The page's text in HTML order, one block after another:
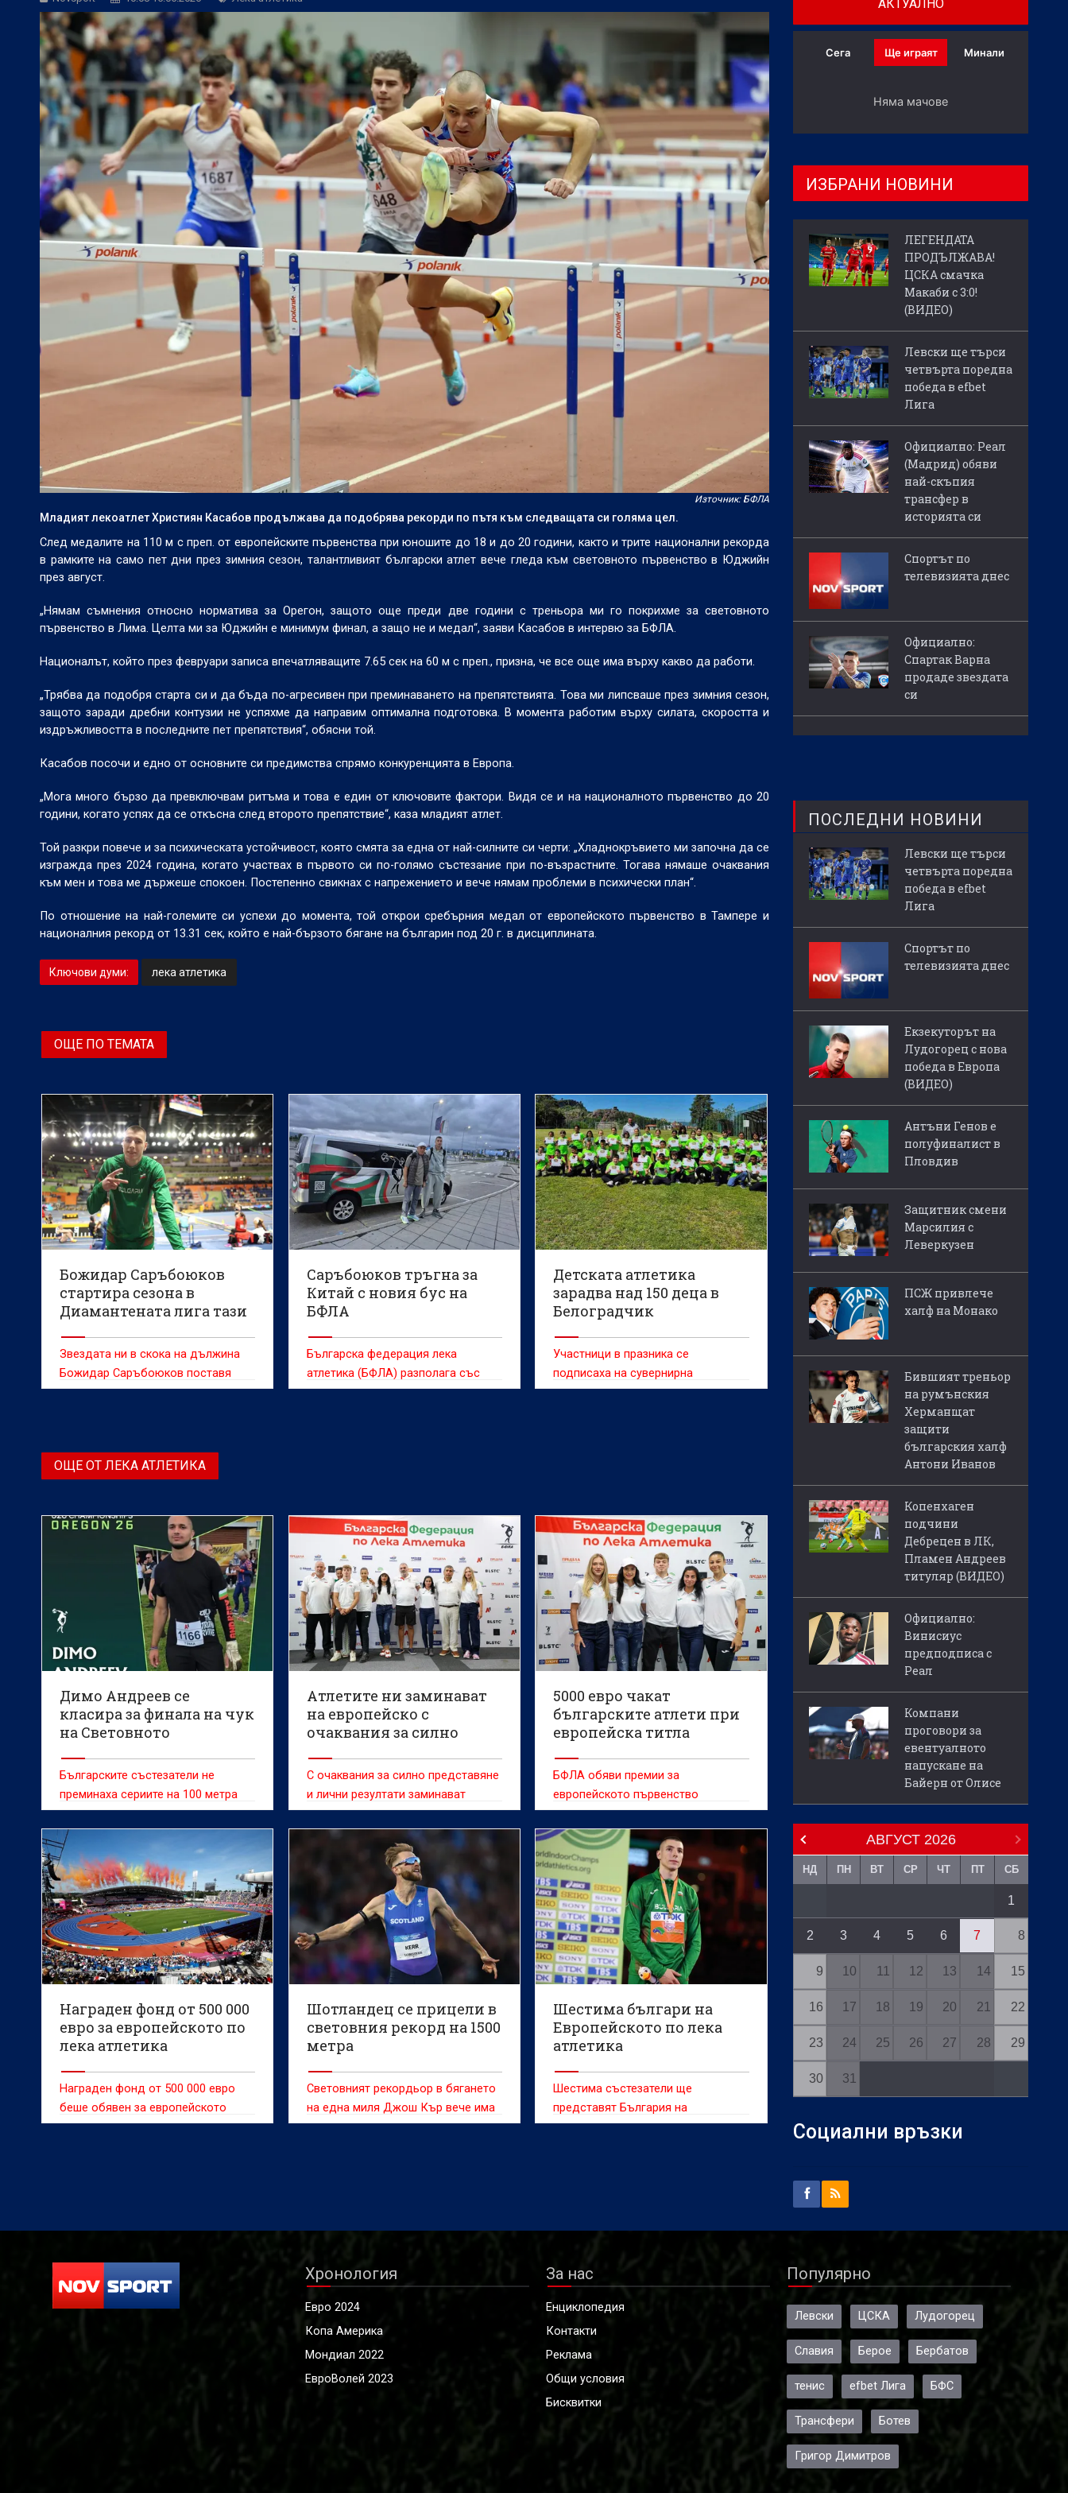
БГ Футбол:Левски ще търси четвърта поредна победа в efbet Лига
Европейски футбол: Официално: Реал (Мадрид) обяви най-скъпия трансфер в историята си
Източник: БФЛА
Младият лекоатлет Християн Касабов продължава да подобрява рекорди по пътя към следващата си голяма цел.
След медалите на 110 м с преп. от европейските първенства при юношите до 18 и до 20 години, както и трите национални рекорда
в рамките на само пет дни през зимния сезон, талантливият български атлет вече гледа към световното първенство в Юджийн
през август.
„Нямам съмнения относно норматива за Орегон, защото още преди две години с треньора ми го покрихме за световното
първенство в Лима. Целта ми за Юджийн е минимум финал, а защо не и медал“, заяви Касабов в интервю за БФЛА.
Националът, който през февруари записа впечатляващите 7.65 сек на 60 м с преп., призна, че все още има върху какво да работи.
„Трябва да подобря старта си и да бъда по-агресивен при преминаването на препятствията. Това ми липсваше през зимния сезон,
защото заради дребни контузии не успяхме да направим оптимална подготовка. В момента работим върху силата, скоростта и
издръжливостта в последните пет препятствия“, обясни той.
Касабов посочи и едно от основните си предимства спрямо конкуренцията в Европа.
„Мога много бързо да превключвам ритъма и това е един от ключовите фактори. Видя се и на националното първенство до 20
години, когато успях да се откъсна след второто препятствие“, каза младият атлет.
Той разкри повече и за психическата устойчивост, която смята за една от най-силните си черти: „Хладнокръвието ми започна да се
изгражда през 2024 година, когато участвах в първото си по-голямо състезание при по-възрастните. Тогава нямаше очаквания
към мен и това ме държеше спокоен. Постепенно свикнах с напрежението и вече нямам проблеми в психически план“.
По отношение на най-големите си успехи до момента, той открои сребърния медал от европейското първенство в Тампере и
националния рекорд от 13.31 сек, който е най-бързото бягане на българин под 20 г. в дисциплината.
Ключови думи: лека атлетика
ОЩЕ ПО ТЕМАТА
Божидар Саръбоюков
стартира сезона в
Диамантената лига тази
Звездата ни в скока на дължина
Божидар Саръбоюков поставя
началото на летния сезон с
Диамантена лига.
Саръбоюков тръгна за
Китай с новия бус на
БФЛА
Българска федерация лека
атлетика (БФЛА) разполага със
собствен транспорт за първи път в
Детската атлетика
зарадва над 150 деца в
Белоградчик
Участници в празника се
подписаха на сувернирна
фланелка, която изпратиха на
ОЩЕ ОТ ЛЕКА АТЛЕТИКА
Димо Андреев се
класира за финала на чук
на Световното
атлетика
Българските състезатели не
преминаха сериите на 100 метра
Атлетите ни заминават
на европейско с
очаквания за силно
резултати
С очаквания за силно представяне
и лични резултати заминават
българските представители на
европейското първенство по лека
атлетика, което ще се проведе в
Бирмингам от 10 до 16 август.
5000 евро чакат
българските атлети при
европейска титла
БФЛА обяви премии за
европейското първенство
Награден фонд от 500 000
евро за европейското по
лека атлетика
Награден фонд от 500 000 евро
беше обявен за европейското
първенство по лека атлетика,
Шотландец се прицели в
световния рекорд на 1500
метра
Световният рекордьор в бягането
на една миля Джош Кър вече има
нова голяма цел - върховото
Шестима българи на
Европейското по лека
атлетика
Шестима състезатели ще
представят България на
Европейското първенство по лека
АКТУАЛНО
Сега Ще играят Минали
Няма мачове
ИЗБРАНИ НОВИНИ
ЛЕГЕНДАТА
ПРОДЪЛЖАВА!
ЦСКА смачка
Макаби с 3:0!
(ВИДЕО)
Левски ще търси
четвърта поредна
победа в efbet
Лига
Официално: Реал
(Мадрид) обяви
най-скъпия
трансфер в
историята си
Спортът по
телевизията днес
Официално:
Спартак Варна
продаде звездата
си
ПОСЛЕДНИ НОВИНИ
Левски ще търси
четвърта поредна
победа в efbet
Лига
Спортът по
телевизията днес
Екзекуторът на
Лудогорец с нова
победа в Европа
(ВИДЕО)
Антъни Генов е
полуфиналист в
Пловдив
Защитник смени
Марсилия с
Леверкузен
ПСЖ привлече
халф на Монако
Бившият треньор
на румънския
Херманщат
защити
българския халф
Антони Иванов
Копенхаген
подчини
Дебрецен в ЛК,
Пламен Андреев
титуляр (ВИДЕО)
Официално:
Винисиус
предподписа с
Реал
Компани
проговори за
евентуалното
напускане на
Байерн от Олисе
АВГУСТ 2026
НД ПН ВТ СР ЧТ ПТ СБ
1
2 3 4 5 6 7 8
9 10 11 12 13 14 15
16 17 18 19 20 21 22
23 24 25 26 27 28 29
30 31
Социални връзки
Хронология
Евро 2024
Копа Америка
Мондиал 2022
ЕвроВолей 2023
За нас
Енциклопедия
Контакти
Реклама
Общи условия
Бисквитки
Популярно
Левски ЦСКА Лудогорец
Славия Берое Бербатов
тенис efbet Лига БФС
Трансфери Ботев
Григор Димитров